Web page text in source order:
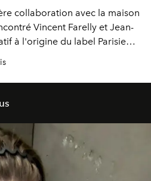
collaboration avec la maison
Vincent Farelly et Jean-
à l'origine du label Parisien